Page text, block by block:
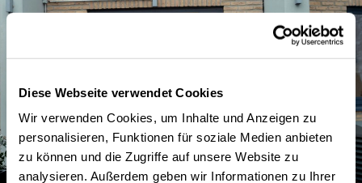
Diese Webseite verwendet Cookies
Wir verwenden Cookies, um Inhalte und Anzeigen zu
personalisieren, Funktionen für soziale Medien anbieten
zu können und die Zugriffe auf unsere Website zu
analysieren. Außerdem geben wir Informationen zu Ihrer